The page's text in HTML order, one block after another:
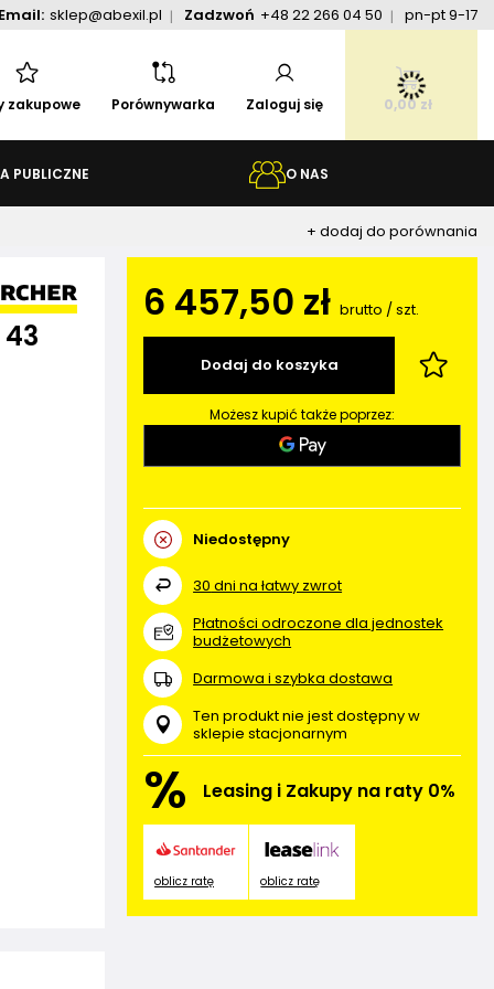
Email: sklep@abexil.pl Zadzwoń +48 22 266 04 50 pn-pt 9-17
zakupowe Porównywarka Zaloguj się 0,00 zł
PUBLICZNE O NAS
+ dodaj do porównania
6 457,50 zł brutto /szt.
Dodaj do koszyka
Możesz kupić także poprzez:
Niedostępny
30 dni na łatwy zwrot
Płatności odroczone dla jednostek
budżetowych
Darmowa i szybka dostawa
Ten produkt nie jest dostępny w
sklepie stacjonarnym
% Leasing i Zakupy na raty 0%
oblicz ratę oblicz ratę